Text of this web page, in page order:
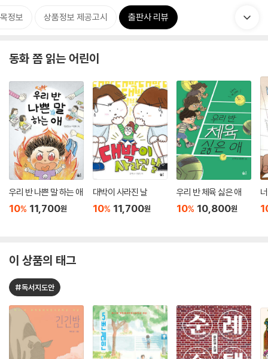
정보 상품정보 제공고시 출판사 리뷰
동화 쫌 읽는 어린이
우리 반 나쁜 말 하는 애
10% 11,700원
대박이 사라진 날
10% 11,700원
우리 반 체육 싫은 애
10% 10,800원
이 상품의 태그
#독서지도안